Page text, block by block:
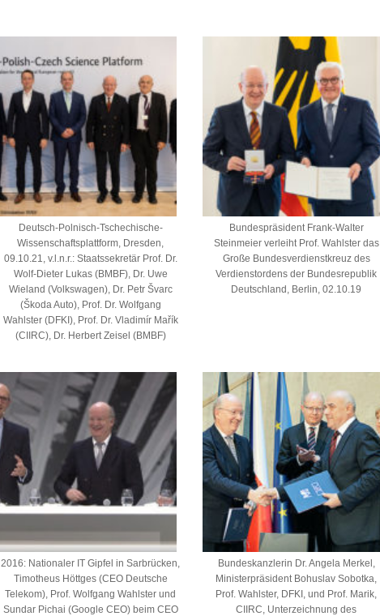
Deutsch-Polnisch-Tschechische-
Wissenschaftsplattform, Dresden,
09.10.21, v.l.n.r.: Staatssekretär Prof. Dr.
Wolf-Dieter Lukas (BMBF), Dr. Uwe
Wieland (Volkswagen), Dr. Petr Švarc
(Škoda Auto), Prof. Dr. Wolfgang
Wahlster (DFKI), Prof. Dr. Vladimír Mařík
(CIIRC), Dr. Herbert Zeisel (BMBF)
Bundespräsident Frank-Walter
Steinmeier verleiht Prof. Wahlster das
Große Bundesverdienstkreuz des
Verdienstordens der Bundesrepublik
Deutschland, Berlin, 02.10.19
2016: Nationaler IT Gipfel in Sarbrücken,
Timotheus Höttges (CEO Deutsche
Telekom), Prof. Wolfgang Wahlster und
Sundar Pichai (Google CEO) beim CEO
Bundeskanzlerin Dr. Angela Merkel,
Ministerpräsident Bohuslav Sobotka,
Prof. Wahlster, DFKI, und Prof. Marik,
CIIRC, Unterzeichnung des